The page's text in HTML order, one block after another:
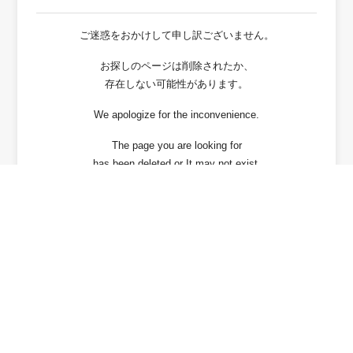
ご迷惑をおかけして申し訳ございません。
お探しのページは削除されたか、
存在しない可能性があります。
We apologize for the inconvenience.
The page you are looking for
has been deleted or It may not exist.